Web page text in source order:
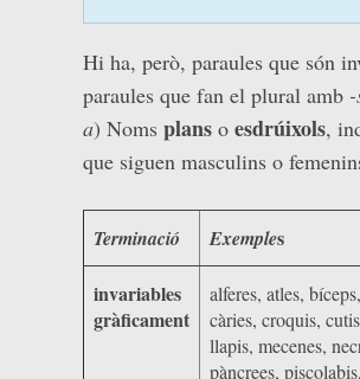
Hi ha, però, paraules que són
paraules que fan el plural amb
a) Noms plans o esdrúixols,
que siguen masculins o
Terminació Exemples
invariables
gràficament
alferes, atles,
càries, croquis,
llapis, mecenes,
pàncrees,